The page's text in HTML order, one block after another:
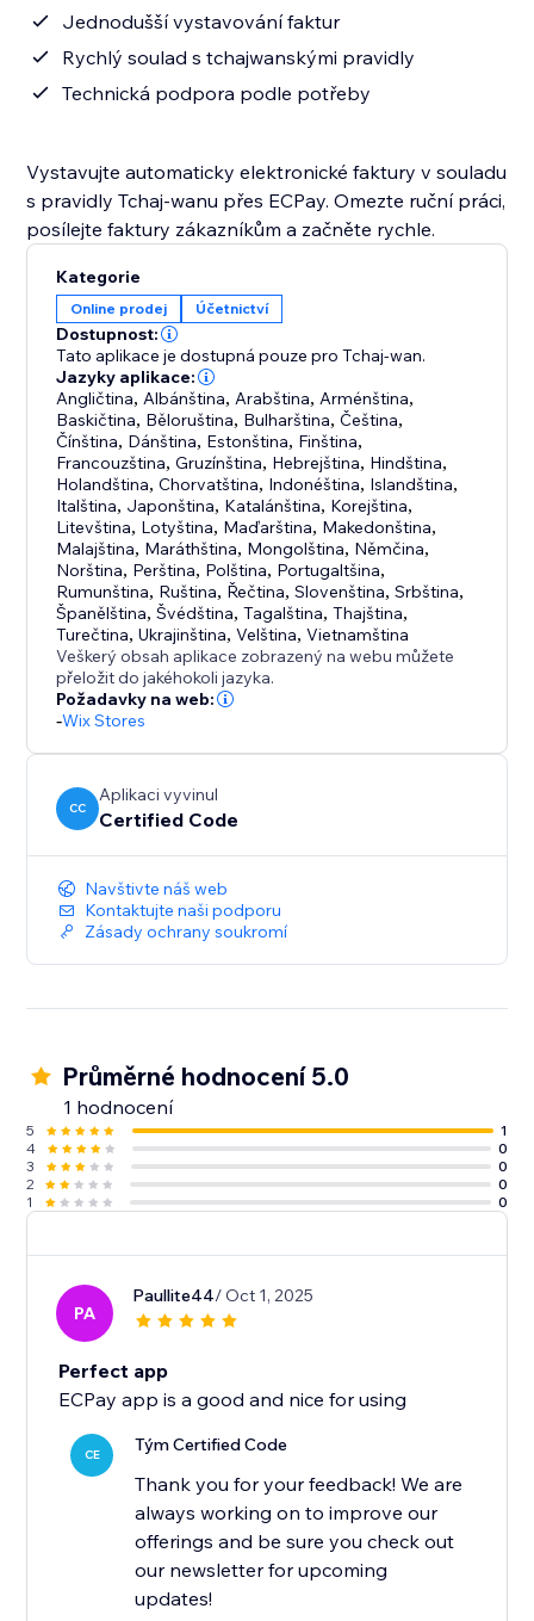
Jednodušší vystavování faktur
Rychlý soulad s tchajwanskými pravidly
Technická podpora podle potřeby
Vystavujte automaticky elektronické faktury v souladu
s pravidly Tchaj-wanu přes ECPay. Omezte ruční práci,
posílejte faktury zákazníkům a začněte rychle.
Kategorie
Online prodej Účetnictví
Dostupnost:
Tato aplikace je dostupná pouze pro Tchaj-wan.
Jazyky aplikace:
Angličtina, Albánština, Arabština, Arménština,
Baskičtina, Běloruština, Bulharština,Čeština,
Čínština, Dánština, Estonština, Finština,
Francouzština,Gruzínština, Hebrejština, Hindština,
Holandština,Chorvatština, Indonéština, Islandština,
Italština, Japonština, Katalánština, Korejština,
Litevština, Lotyština, Maďarština, Makedonština,
Malajština, Maráthština, Mongolština, Němčina,
Norština, Perština, Polština, Portugaltšina,
Rumunština, Ruština, Řečtina,Slovenština,Srbština,
Španělština,Švédština,Tagalština,Thajština,
Turečtina,Ukrajinština,Velština,Vietnamština
Veškerý obsah aplikace zobrazený na webu můžete
přeložit do jakéhokoli jazyka.
Požadavky na web:
-Wix Stores
CC
Aplikaci vyvinul
Certified Code
Navštivte náš web
Kontaktujte naši podporu
Zásady ochrany soukromí
Průměrné hodnocení 5.0
1 hodnocení
5
1
4
0
3
0
2
0
1
0
PA
Paullite44/ Oct 1, 2025
Perfect app
ECPay app is a good and nice for using
CE Tým Certified Code
Thank you for your feedback! We are
always working on to improve our
offerings and be sure you check out
our newsletter for upcoming
updates!